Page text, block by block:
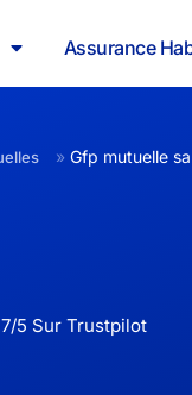
Assurance
» Gfp mutuelle
5 Sur Trustpilot